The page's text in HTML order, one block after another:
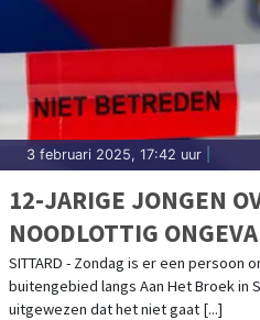
3 februari 2025, 17:42 uur
12-JARIGE JONGEN
NOODLOTTIG
SITTARD - Zondag is er een persoon
buitengebied langs Aan Het Broek in
uitgewezen dat het niet gaat [...]